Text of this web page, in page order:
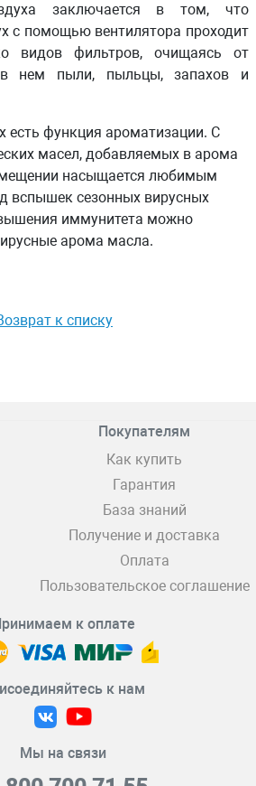
заключается в том, что
с помощью вентилятора проходит
видов фильтров, очищаясь от
в нем пыли, пыльцы, запахов и
есть функция ароматизации. С
масел, добавляемых в арома
насыщается любимым
вспышек сезонных вирусных
иммунитета можно
арома масла.
к списку
Покупателям
Как купить
Гарантия
База знаний
Получение и доставка
Оплата
Пользовательское соглашение
к оплате
к нам
Мы на связи